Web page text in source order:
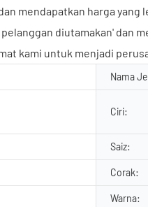
harga yang
diutamakan' dan
kami untuk menjadi
Nama
Ciri:
Saiz:
Corak:
Warna: